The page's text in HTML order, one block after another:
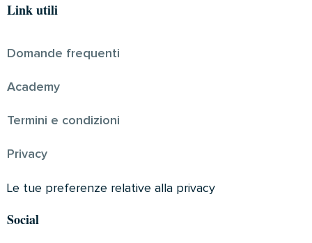
Link utili
Domande frequenti
Academy
Termini e condizioni
Privacy
Le tue preferenze relative alla privacy
Social